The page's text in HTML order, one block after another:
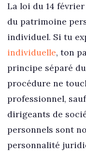
La loi du 14
du patrimoine
individuel. Si tu
individuelle, ton
principe séparé
procédure ne
professionnel,
dirigeants de
personnels sont
personnalité